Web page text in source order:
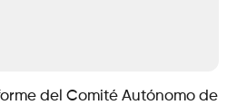
del Comité Autónomo de